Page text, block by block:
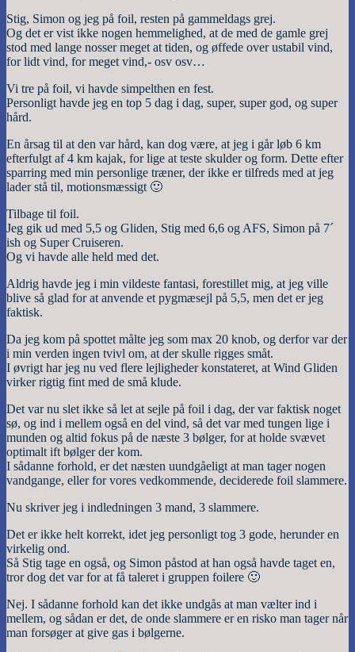
Stig, Simon og jeg på foil, resten på gammeldags grej.
Og det er vist ikke nogen hemmelighed, at de med de gamle grej
stod med lange nosser meget at tiden, og øffede over ustabil vind,
for lidt vind, for meget vind,- osv osv…
Vi tre på foil, vi havde simpelthen en fest.
Personligt havde jeg en top 5 dag i dag, super, super god, og super
hård.
En årsag til at den var hård, kan dog være, at jeg i går løb 6 km
efterfulgt af 4 km kajak, for lige at teste skulder og form. Dette efter
sparring med min personlige træner, der ikke er tilfreds med at jeg
lader stå til, motionsmæssigt 🙂
Tilbage til foil.
Jeg gik ud med 5,5 og Gliden, Stig med 6,6 og AFS, Simon på 7´
ish og Super Cruiseren.
Og vi havde alle held med det.
Aldrig havde jeg i min vildeste fantasi, forestillet mig, at jeg ville
blive så glad for at anvende et pygmæsejl på 5,5, men det er jeg
faktisk.
Da jeg kom på spottet målte jeg som max 20 knob, og derfor var der
i min verden ingen tvivl om, at der skulle rigges småt.
I øvrigt har jeg nu ved flere lejligheder konstateret, at Wind Gliden
virker rigtig fint med de små klude.
Det var nu slet ikke så let at sejle på foil i dag, der var faktisk noget
sø, og ind i mellem også en del vind, så det var med tungen lige i
munden og altid fokus på de næste 3 bølger, for at holde svævet
optimalt ift bølger der kom.
I sådanne forhold, er det næsten uundgåeligt at man tager nogen
vandgange, eller for vores vedkommende, deciderede foil slammere.
Nu skriver jeg i indledningen 3 mand, 3 slammere.
Det er ikke helt korrekt, idet jeg personligt tog 3 gode, herunder en
virkelig ond.
Så Stig tage en også, og Simon påstod at han også havde taget en,
tror dog det var for at få taleret i gruppen foilere 🙂
Nej. I sådanne forhold kan det ikke undgås at man vælter ind i
mellem, og sådan er det, de onde slammere er en risko man tager når
man forsøger at give gas i bølgerne.